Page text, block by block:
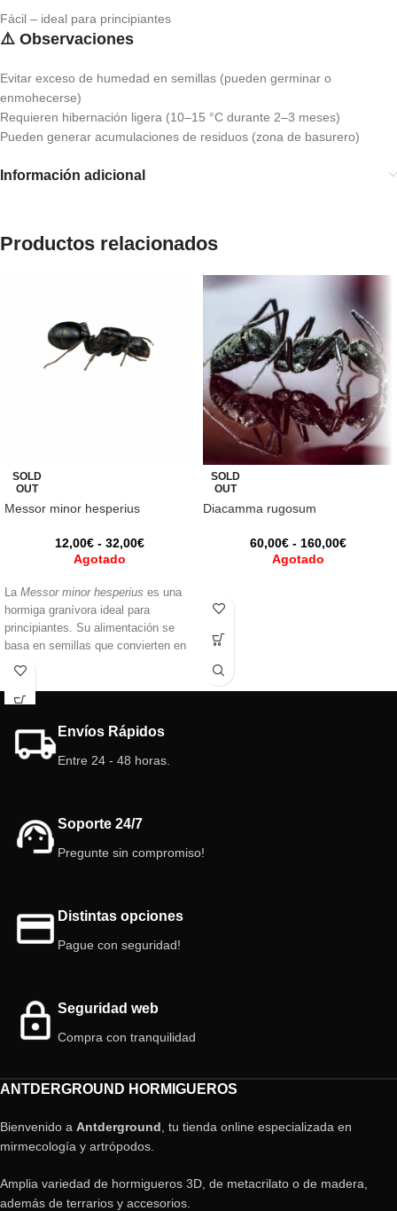
Fácil – ideal para principiantes
⚠️ Observaciones
Evitar exceso de humedad en semillas (pueden germinar o
enmohecerse)
Requieren hibernación ligera (10–15 °C durante 2–3 meses)
Pueden generar acumulaciones de residuos (zona de basurero)
Información adicional
Productos relacionados
SOLD
OUT
Messor minor hesperius
12,00€ - 32,00€
Agotado
La Messor minor hesperius es una
hormiga granívora ideal para
principiantes. Su alimentación se
basa en semillas que convierten en
una pasta llamada “pan de hormiga”.
comportamiento activo, esta especie
para observar el mundo de las
hormigas.
SOLD
OUT
Diacamma rugosum
60,00€ - 160,00€
Agotado
Envíos Rápidos
Entre 24 - 48 horas.
Soporte 24/7
Pregunte sin compromiso!
Distintas opciones
Pague con seguridad!
Seguridad web
Compra con tranquilidad
ANTDERGROUND HORMIGUEROS
Bienvenido a Antderground , tu tienda online especializada en
mirmecología y artrópodos.
Amplia variedad de hormigueros 3D, de metacrilato o de madera,
además de terrarios y accesorios.